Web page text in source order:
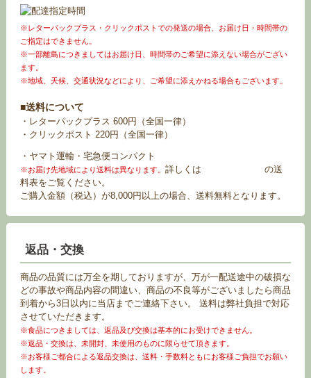
※レターパックプラス・クリックポストでの発送の場合、お届け日・時間帯の
ご指定はできません。
※一部離島につきましてはお届け日、時間帯のご希望に添えない場合がござい
ます。
※地域、天候、交通状況などにより、ご希望に添えかねる場合もございます。
■送料について
・レターパックプラス 600円（全国一律）
・クリックポスト 220円（全国一律）
・ヤマト運輸・宅急便コンパクト
※お届け先地域により送料は異なります。 詳しくは
の送
料表をご覧ください。
ご購入金額（税込）が8,000円以上の場合、送料無料となります。
返品・交換
商品の品質には万全を期しておりますが、万が一配送途中の破損な
どの事故や商品内容の間違い、商品の不良等がございましたら商品
到着から3日以内に当店までご連絡下さい。 送料は弊社負担で対応
させていただきます。
※食品につきましては、返品及び交換は基本的にお受けできません。
※返品・交換は、未開封、未使用のものに限らせて頂きます。
※お客様ご都合による返品交換は、送料・手数料ともにお客様ご負担でお願い
します。